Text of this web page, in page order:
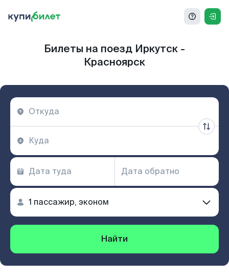
Билеты на поезд Иркутск -
Красноярск
Найти